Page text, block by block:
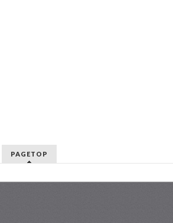
PAGETOP